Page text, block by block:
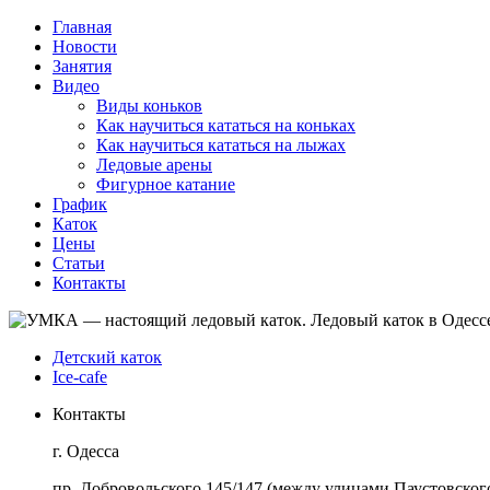
Главная
Новости
Занятия
Видео
Виды коньков
Как научиться кататься на коньках
Как научиться кататься на лыжах
Ледовые арены
Фигурное катание
График
Каток
Цены
Статьи
Контакты
Детский каток
Ice-cafe
Контакты
г. Одесса